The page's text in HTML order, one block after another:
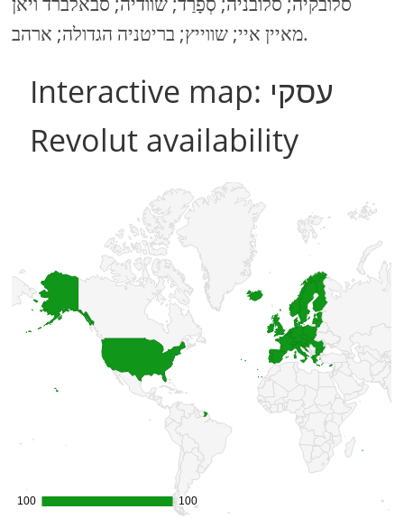
מאיין איי; שווייץ; בריטניה הגדולה; ארהב.
Interactive map: עסקי
Revolut availability